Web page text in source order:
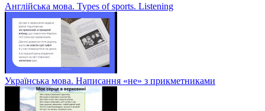
Англійська мова. Types of sports. Listening
Українська мова. Написання «не» з прикметниками